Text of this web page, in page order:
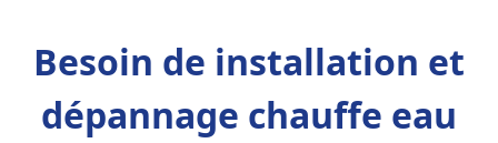
Besoin de installation et
dépannage chauffe eau